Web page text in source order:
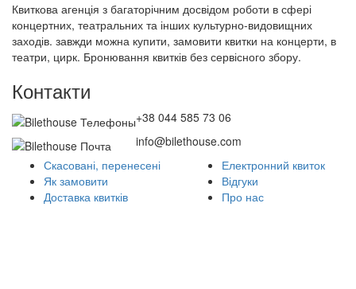
Квиткова агенція з багаторічним досвідом роботи в сфері
концертних, театральних та інших культурно-видовищних
заходів. завжди можна купити, замовити квитки на концерти, в
театри, цирк. Бронювання квитків без сервісного збору.
Контакти
+38 044 585 73 06
info@bilethouse.com
Скасовані, перенесені
Як замовити
Доставка квитків
Електронний квиток
Відгуки
Про нас